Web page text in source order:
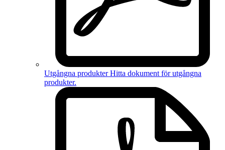
Utgångna produkter Hitta dokument förutgångna
produkter.